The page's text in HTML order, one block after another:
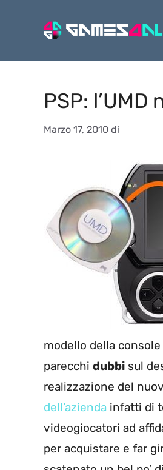
PSP:
Marzo 17, 2010 di
modello della
parecchi dubbi sul
realizzazione del
dell’azienda infatti di
videogiocatori ad
per acquistare e far